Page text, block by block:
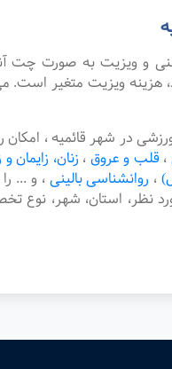
و ویزیت به صورت چت
ویزیت متغیر است.
در شهر قائمیه ، امکان
، قلب و عروق ، زنان، زایمان
، روانشناسی بالینی ، و ...
نظر، استان، شهر،